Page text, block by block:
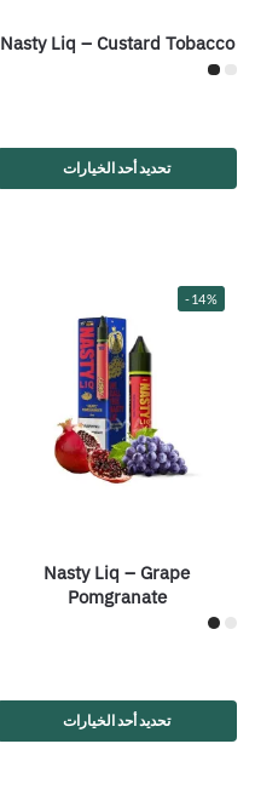
Nasty Liq – Custard Tobacco
تحديد أحد الخيارات
-14%
Nasty Liq – Grape
Pomgranate
تحديد أحد الخيارات